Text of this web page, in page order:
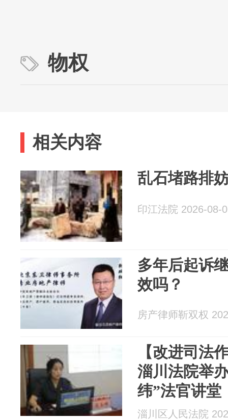
物权
相关内容
乱石堵路排
印江法院 2026-08-
多年后起诉
效吗？
房产律师靳双权
【改进司法
淄川法院举
纬”法官讲堂
淄川区人民法院